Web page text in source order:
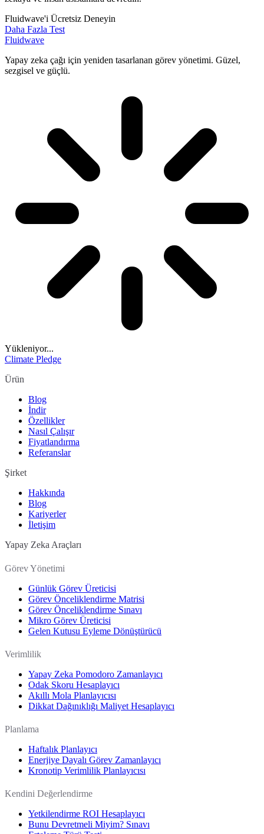
Fluidwave'i Ücretsiz Deneyin
Daha Fazla Test
Fluidwave
Yapay zeka çağı için yeniden tasarlanan görev yönetimi. Güzel,
sezgisel ve güçlü.
Yükleniyor...
Climate Pledge
Ürün
Blog
İndir
Özellikler
Nasıl Çalışır
Fiyatlandırma
Referanslar
Şirket
Hakkında
Blog
Kariyerler
İletişim
Yapay Zeka Araçları
Görev Yönetimi
Günlük Görev Üreticisi
Görev Önceliklendirme Matrisi
Görev Önceliklendirme Sınavı
Mikro Görev Üreticisi
Gelen Kutusu Eyleme Dönüştürücü
Verimlilik
Yapay Zeka Pomodoro Zamanlayıcı
Odak Skoru Hesaplayıcı
Akıllı Mola Planlayıcısı
Dikkat Dağınıklığı Maliyet Hesaplayıcı
Planlama
Haftalık Planlayıcı
Enerjiye Dayalı Görev Zamanlayıcı
Kronotip Verimlilik Planlayıcısı
Kendini Değerlendirme
Yetkilendirme ROI Hesaplayıcı
Bunu Devretmeli Miyim? Sınavı